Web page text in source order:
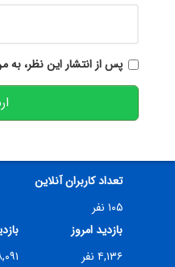
پس از انتشار این نظر، به
تعداد کاربران آنلاین
۱۰۵ نفر
بازدید امروز
۴,۱۳۶ نفر
۸,۰۹۱